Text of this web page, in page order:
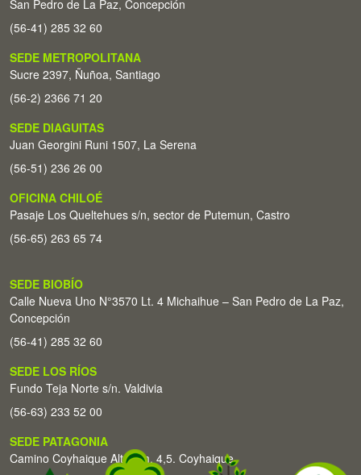
San Pedro de La Paz, Concepción
(56-41) 285 32 60
SEDE METROPOLITANA
Sucre 2397, Ñuñoa, Santiago
(56-2) 2366 71 20
SEDE DIAGUITAS
Juan Georgini Runi 1507, La Serena
(56-51) 236 26 00
OFICINA CHILOÉ
Pasaje Los Queltehues s/n, sector de Putemun, Castro
(56-65) 263 65 74
SEDE BIOBÍO
Calle Nueva Uno N°3570 Lt. 4 Michaihue – San Pedro de La Paz,
Concepción
(56-41) 285 32 60
SEDE LOS RÍOS
Fundo Teja Norte s/n. Valdivia
(56-63) 233 52 00
SEDE PATAGONIA
Camino Coyhaique Alto Km. 4,5. Coyhaique